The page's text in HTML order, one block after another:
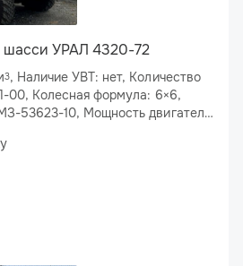
шасси УРАЛ 4320-72
3, Наличие УВТ: нет, Количество
двигателя: